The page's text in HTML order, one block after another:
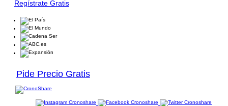
Regístrate Gratis
Pide Precio Gratis